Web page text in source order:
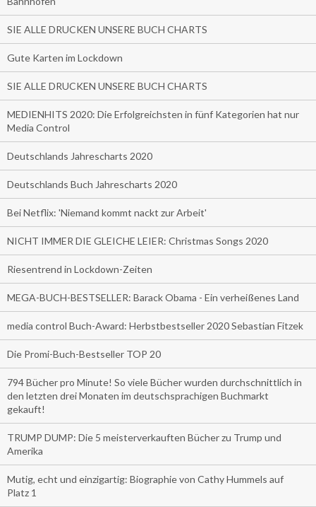
SIE ALLE DRUCKEN UNSERE BUCH CHARTS
Gute Karten im Lockdown
SIE ALLE DRUCKEN UNSERE BUCH CHARTS
MEDIENHITS 2020: Die Erfolgreichsten in fünf Kategorien hat nur
Media Control
Deutschlands Jahrescharts 2020
Deutschlands Buch Jahrescharts 2020
Bei Netflix: 'Niemand kommt nackt zur Arbeit'
NICHT IMMER DIE GLEICHE LEIER: Christmas Songs 2020
Riesentrend in Lockdown-Zeiten
MEGA-BUCH-BESTSELLER: Barack Obama - Ein verheißenes Land
media control Buch-Award: Herbstbestseller 2020 Sebastian Fitzek
Die Promi-Buch-Bestseller TOP 20
794 Bücher pro Minute! So viele Bücher wurden durchschnittlich in
den letzten drei Monaten im deutschsprachigen Buchmarkt
gekauft!
TRUMP DUMP: Die 5 meisterverkauften Bücher zu Trump und
Amerika
Mutig, echt und einzigartig: Biographie von Cathy Hummels auf
Platz 1